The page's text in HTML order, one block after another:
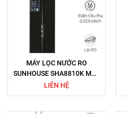
MÁY LỌC NƯỚC RO
SUNHOUSE SHA8810K MẪU
MỚI
LIÊN HỆ